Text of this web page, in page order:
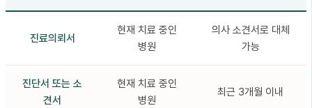
진료의뢰서
현재 치료 중인
병원
의사 소견서로 대체
가능
진단서 또는 소
견서
현재 치료 중인
병원
최근 3개월 이내